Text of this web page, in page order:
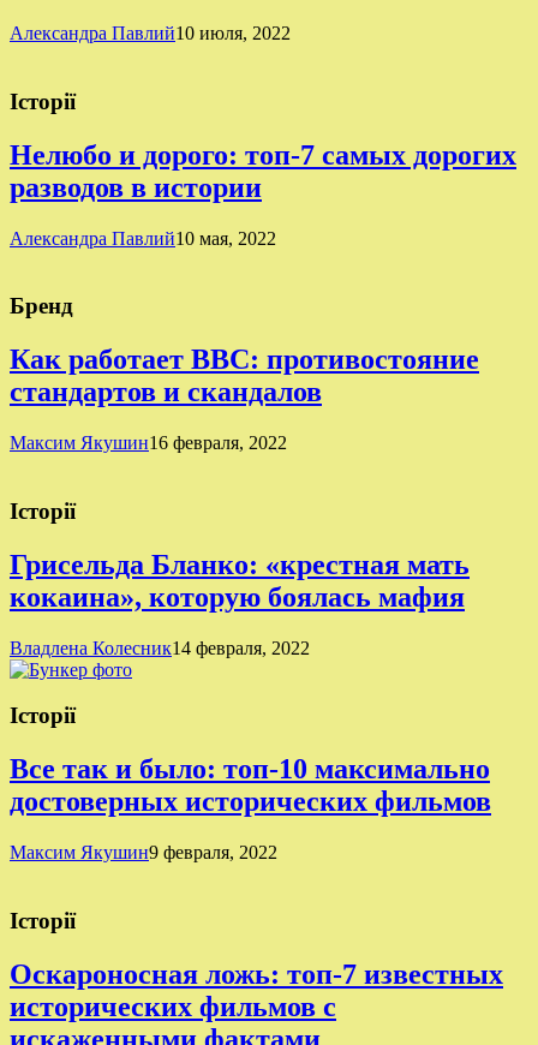
Александра Павлий10 июля, 2022
Історії
Нелюбо и дорого: топ-7 самых дорогих
разводов в истории
Александра Павлий10 мая, 2022
Бренд
Как работает BBC: противостояние
стандартов и скандалов
Максим Якушин16 февраля, 2022
Історії
Грисельда Бланко: «крестная мать
кокаина», которую боялась мафия
Владлена Колесник14 февраля, 2022
Історії
Все так и было: топ-10 максимально
достоверных исторических фильмов
Максим Якушин9 февраля, 2022
Історії
Оскароносная ложь: топ-7 известных
исторических фильмов с